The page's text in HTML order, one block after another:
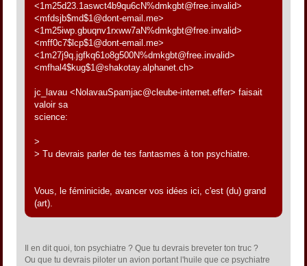
<1m25d23.1aswct4b9qu6cN%dmkgbt@free.invalid>
<mfdsjb$md$1@dont-email.me>
<1m25iwp.gbuqnv1rxww7aN%dmkgbt@free.invalid>
<mff0c7$lcp$1@dont-email.me>
<1m27j9q.jgfkq61o8g500N%dmkgbt@free.invalid>
<mfhal4$kug$1@shakotay.alphanet.ch>
jc_lavau <NolavauSpamjac@cleube-internet.effer> faisait
valoir sa
science:
>
> Tu devrais parler de tes fantasmes à ton psychiatre.
Vous, le féminicide, avancer vos idées ici, c'est (du) grand
(art).
Il en dit quoi, ton psychiatre ? Que tu devrais breveter ton truc ?
Ou que tu devrais piloter un avion portant l'huile que ce psychiatre